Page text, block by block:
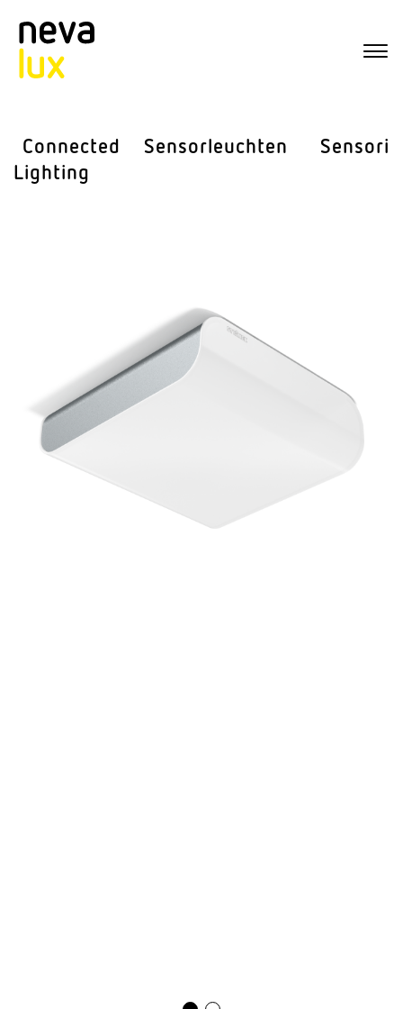
Connected
Lighting
Sensor­leuchten Sensorik